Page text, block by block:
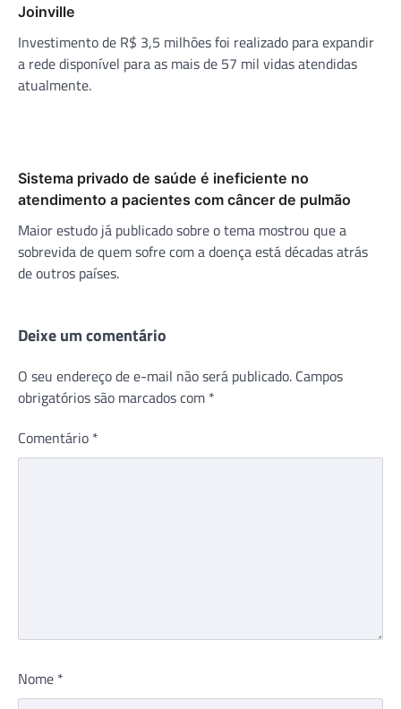
Joinville
Investimento de R$ 3,5 milhões foi realizado para expandir
a rede disponível para as mais de 57 mil vidas atendidas
atualmente.
Sistema privado de saúde é ineficiente no
atendimento a pacientes com câncer de pulmão
Maior estudo já publicado sobre o tema mostrou que a
sobrevida de quem sofre com a doença está décadas atrás
de outros países.
Deixe um comentário
O seu endereço de e-mail não será publicado. Campos
obrigatórios são marcados com *
Comentário *
Nome *